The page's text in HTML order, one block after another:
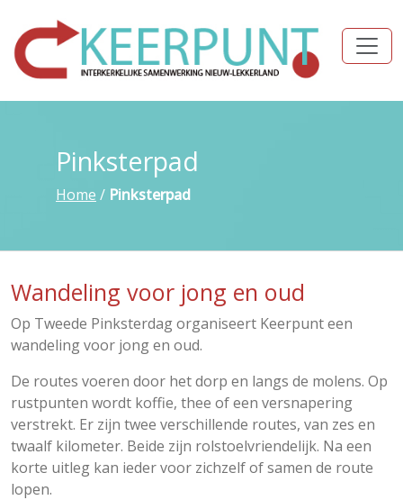
Pinksterpad
Home / Pinksterpad
Wandeling voor jong en oud
Op Tweede Pinksterdag organiseert Keerpunt een
wandeling voor jong en oud.
De routes voeren door het dorp en langs de molens. Op
rustpunten wordt koffie, thee of een versnapering
verstrekt. Er zijn twee verschillende routes, van zes en
twaalf kilometer. Beide zijn rolstoelvriendelijk. Na een
korte uitleg kan ieder voor zichzelf of samen de route
lopen.